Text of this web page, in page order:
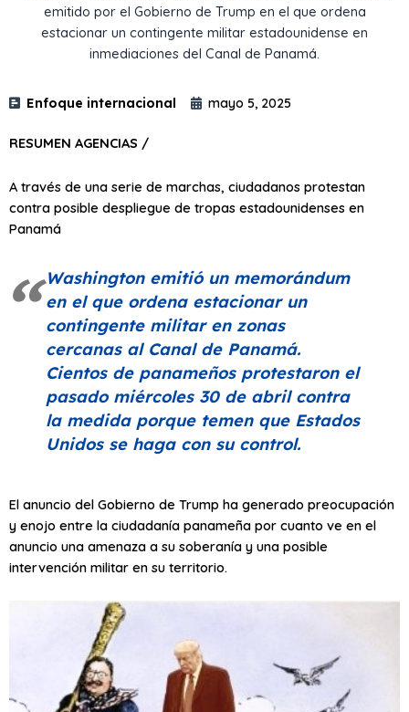
emitido por el Gobierno de Trump en el que ordena
estacionar un contingente militar estadounidense en
inmediaciones del Canal de Panamá.
Enfoque internacional mayo 5, 2025
RESUMEN AGENCIAS /
A través de una serie de marchas, ciudadanos protestan
contra posible despliegue de tropas estadounidenses en
Panamá
Washington emitió un memorándum
en el que ordena estacionar un
contingente militar en zonas
cercanas al Canal de Panamá.
Cientos de panameños protestaron el
pasado miércoles 30 de abril contra
la medida porque temen que Estados
Unidos se haga con su control.
El anuncio del Gobierno de Trump ha generado preocupación
y enojo entre la ciudadanía panameña por cuanto ve en el
anuncio una amenaza a su soberanía y una posible
intervención militar en su territorio.